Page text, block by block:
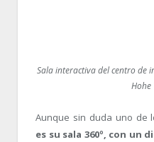
Sala interactiva del centro de
Hohe
Aunque sin duda uno de
es su sala 360º, con un